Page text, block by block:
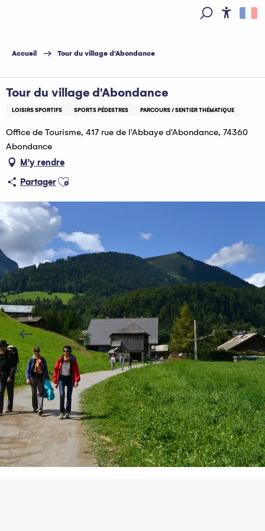
principal
Accueil Tour du village d'Abondance
Tour du village d'Abondance
LOISIRS SPORTIFS SPORTS PÉDESTRES PARCOURS / SENTIER THÉMATIQUE
Office de Tourisme, 417 rue de l'Abbaye d'Abondance, 74360
Abondance
M'y rendre
PartagerAjouter aux favoris